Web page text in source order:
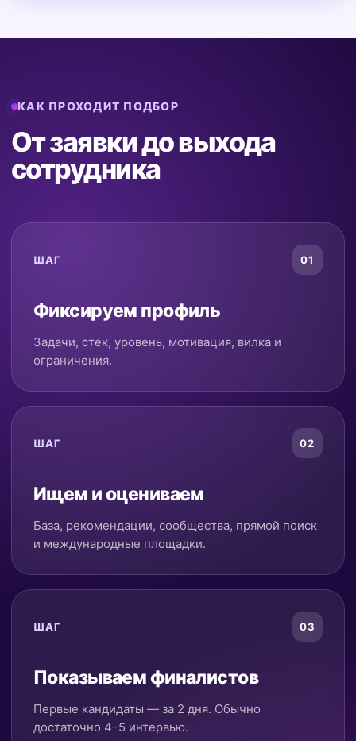
КАК ПРОХОДИТ ПОДБОР
От заявки до выхода
сотрудника
ШАГ 01
Фиксируем профиль
Задачи, стек, уровень, мотивация, вилка и
ограничения.
ШАГ 02
Ищем и оцениваем
База, рекомендации, сообщества, прямой поиск
и международные площадки.
ШАГ 03
Показываем финалистов
Первые кандидаты — за 2 дня. Обычно
достаточно 4–5 интервью.